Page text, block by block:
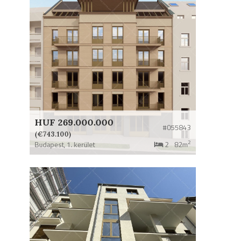
HUF 269.000.000
(€743.100)
#055843
Budapest, 1. kerület 2 82m2